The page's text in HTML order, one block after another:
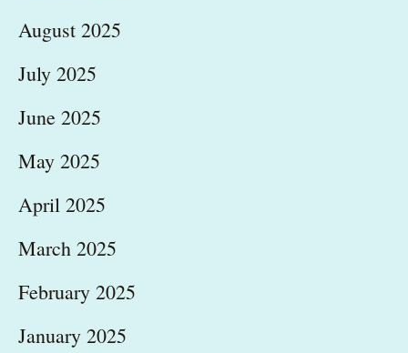
August 2025
July 2025
June 2025
May 2025
April 2025
March 2025
February 2025
January 2025